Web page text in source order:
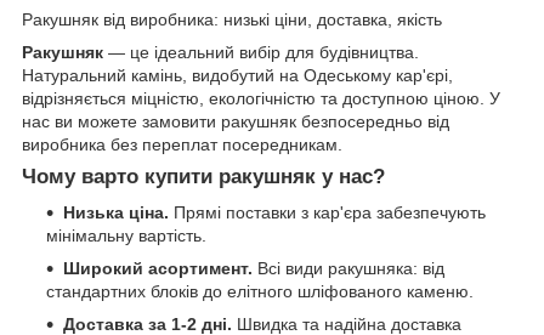
Ракушняк від виробника: низькі ціни, доставка, якість
Ракушняк — це ідеальний вибір для будівництва.
Натуральний камінь, видобутий на Одеському кар'єрі,
відрізняється міцністю, екологічністю та доступною ціною. У
нас ви можете замовити ракушняк безпосередньо від
виробника без переплат посередникам.
Чому варто купити ракушняк у нас?
Низька ціна. Прямі поставки з кар'єра забезпечують
мінімальну вартість.
Широкий асортимент. Всі види ракушняка: від
стандартних блоків до елітного шліфованого каменю.
Доставка за 1-2 дні. Швидка та надійна доставка